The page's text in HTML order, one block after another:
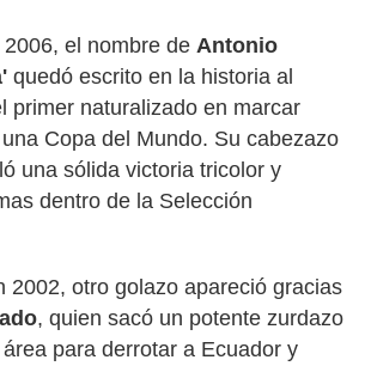
el nombre de Antonio
quedó escrito en la historia al
primer naturalizado en marcar
Copa del Mundo. Su cabezazo
una sólida victoria tricolor y
dentro de la Selección
2002, otro golazo apareció gracias
, quien sacó un potente zurdazo
para derrotar a Ecuador y